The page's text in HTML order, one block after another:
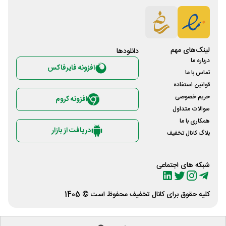
لینک‌های مهم
درباره ما
تماس با ما
قوانین استفاده
حریم خصوصی
سوالات متداول
همکاری با ما
بلاگ کانال تخفیف
شبکه های اجتماعی
دانلود‌ها
افزونه فایرفاکس
افزونه کروم
دریافت از بازار
کلیه حقوق برای کانال تخفیفمحفوظ است © 1405